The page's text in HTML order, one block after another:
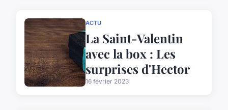
ACTU
La Saint-Valentin
avec la box : Les
surprises d'Hector
16 février 2023